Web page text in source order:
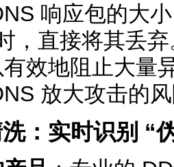
响应包的大
，直接将其丢
效地阻止大量
放大攻击的
洗：实时识别 “